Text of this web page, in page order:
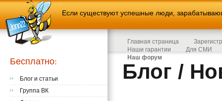
Если существуют успешные люди,
Бесплатно:
Блог и статьи
Группа ВК
Главная страница
Наши гарантии
Для СМИ
Наш форум
Блог /